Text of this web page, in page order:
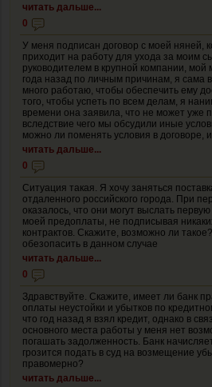
читать дальше...
0
У меня подписан договор с моей няней,
приходит на работу для ухода за моим
руководителем в крупной компании, мой
года назад по личным причинам, я сама
много работаю, чтобы обеспечить ему
того, чтобы успеть по всем делам, я
времени она заявила, что не может уже
вследствие чего мы обсудили иные
можно ли поменять условия в договоре,
читать дальше...
0
Ситуация такая. Я хочу заняться
отдаленного российского города. При
оказалось, что они могут выслать
моей предоплаты, не подписывая
контрактов. Скажите, возможно ли
обезопасить в данном случае
читать дальше...
0
Здравствуйте. Скажите, имеет ли банк
оплаты неустойки и убытков по
что год назад я взял кредит, однако в
основного места работы у меня нет
погашать задолженность. Банк
грозится подать в суд на возмещение
правомерно?
читать дальше...